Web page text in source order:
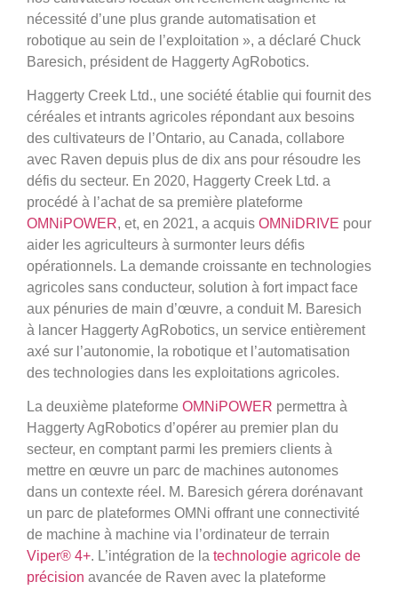
nécessité d’une plus grande automatisation et
robotique au sein de l’exploitation », a déclaré Chuck
Baresich, président de Haggerty AgRobotics.
Haggerty Creek Ltd., une société établie qui fournit des
céréales et intrants agricoles répondant aux besoins
des cultivateurs de l’Ontario, au Canada, collabore
avec Raven depuis plus de dix ans pour résoudre les
défis du secteur. En 2020, Haggerty Creek Ltd. a
procédé à l’achat de sa première plateforme
OMNiPOWER, et, en 2021, a acquis OMNiDRIVE pour
aider les agriculteurs à surmonter leurs défis
opérationnels. La demande croissante en technologies
agricoles sans conducteur, solution à fort impact face
aux pénuries de main d’œuvre, a conduit M. Baresich
à lancer Haggerty AgRobotics, un service entièrement
axé sur l’autonomie, la robotique et l’automatisation
des technologies dans les exploitations agricoles.
La deuxième plateforme OMNiPOWER permettra à
Haggerty AgRobotics d’opérer au premier plan du
secteur, en comptant parmi les premiers clients à
mettre en œuvre un parc de machines autonomes
dans un contexte réel. M. Baresich gérera dorénavant
un parc de plateformes OMNi offrant une connectivité
de machine à machine via l’ordinateur de terrain
Viper® 4+. L’intégration de la technologie agricole de
précision avancée de Raven avec la plateforme